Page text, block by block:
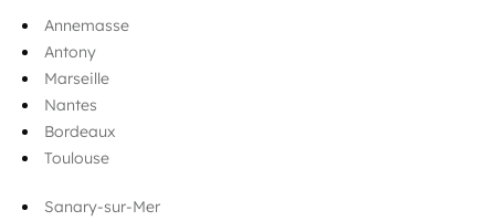
Annemasse
Antony
Marseille
Nantes
Bordeaux
Toulouse
Sanary-sur-Mer